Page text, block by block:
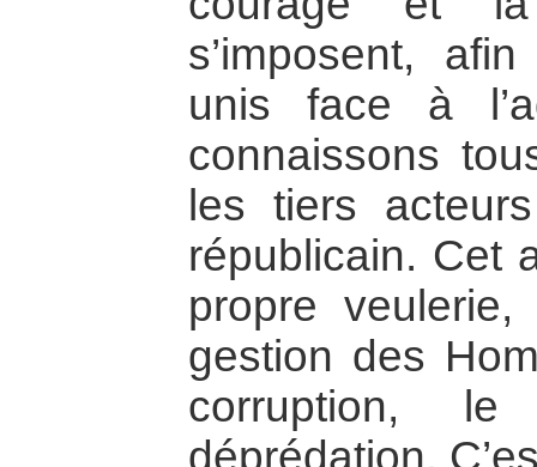
s’imposent,
unis face à
connaissons
les tiers
républicain. Cet
propre
gestion des
corruption,
déprédation.